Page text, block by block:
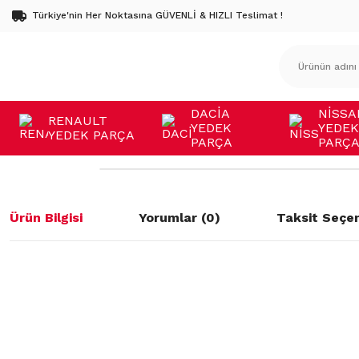
Türkiye'nin Her Noktasına GÜVENLİ & HIZLI Teslimat !
RENAULT
YEDEK PARÇA
DACİA
YEDEK
PARÇA
YEDEK
PARÇA
Ürün Bilgisi Yorumlar (0) Taksit